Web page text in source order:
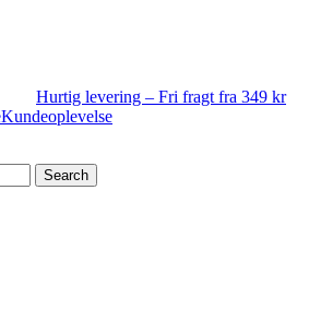
Hurtig levering – Fri fragt fra 349 kr
Kundeoplevelse
Search